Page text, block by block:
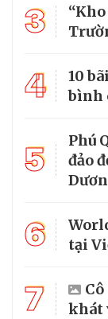
3
4
10
bình
5
Phú
đảo
6
tại
7
khát